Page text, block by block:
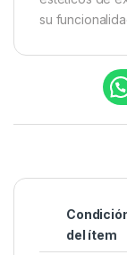
su
del ítem